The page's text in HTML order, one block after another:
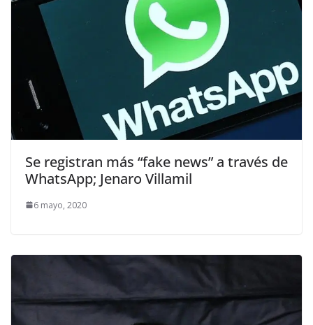
Se registran más “fake news” a través de
WhatsApp; Jenaro Villamil
6 mayo, 2020